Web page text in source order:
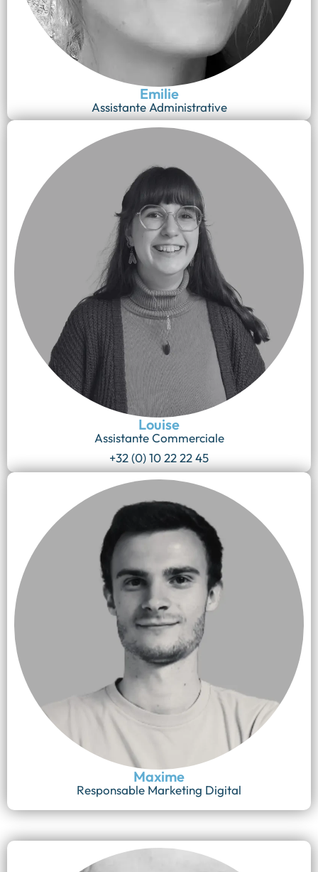
Emilie
Assistante Administrative
Louise
Assistante Commerciale
+32 (0) 10 22 22 45
Maxime
Responsable Marketing Digital